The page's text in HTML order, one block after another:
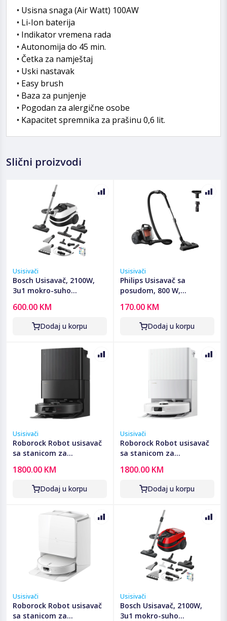
• Usisna snaga (Air Watt) 100AW
• Li-Ion baterija
• Indikator vremena rada
• Autonomija do 45 min.
• Četka za namještaj
• Uski nastavak
• Easy brush
• Baza za punjenje
• Pogodan za alergične osobe
• Kapacitet spremnika za prašinu 0,6 lit.
Slični proizvodi
Usisivači
Bosch Usisavač, 2100W,
3u1 mokro-suho
BWD421PRO
600.00 KM
Dodaj u korpu
Usisivači
Philips Usisavač sa
posudom, 800 W,
XB1142/10
170.00 KM
Dodaj u korpu
Usisivači
Roborock Robot usisavač
sa stanicom za
18.500 Pa - Qrevo C Pro
1800.00 KM
Dodaj u korpu
Usisivači
Roborock Robot usisavač
sa stanicom za
18.500 Pa - Qrevo C Pro
White
1800.00 KM
Dodaj u korpu
Usisivači
Roborock Robot usisavač
sa stanicom za
Usisivači
Bosch Usisavač, 2100W,
3u1 mokro-suho